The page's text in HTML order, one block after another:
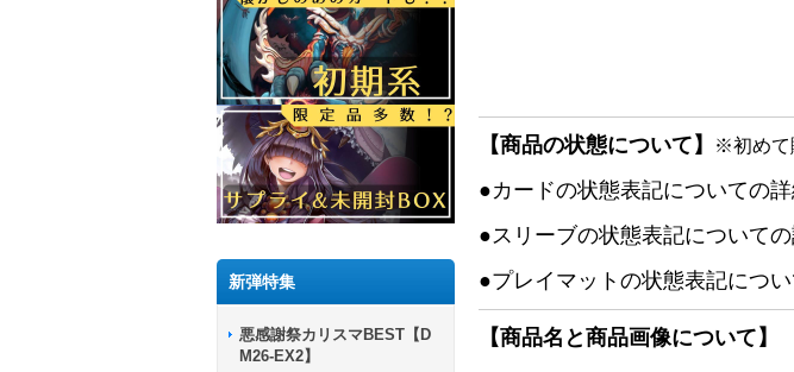
新弾特集
悪感謝祭カリスマBEST【D
M26-EX2】
【商品の状態について】 ※初めて
●カードの状態表記についての
●スリーブの状態表記について
●プレイマットの状態表記につ
【商品名と商品画像について】